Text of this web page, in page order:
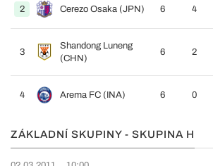
2 Cerezo Osaka (JPN) 6 4
3
Shandong Luneng
(CHN)
6 2
4 Arema FC (INA) 6 0
ZÁKLADNÍ SKUPINY - SKUPINA H